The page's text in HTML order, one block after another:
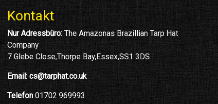
Kontakt
Nur Adressbüro: The Amazonas Brazillian Tarp Hat
Company
7 Glebe Close,Thorpe Bay,Essex,SS1 3DS
Email:cs@tarphat.co.uk
Telefon 01702 969993